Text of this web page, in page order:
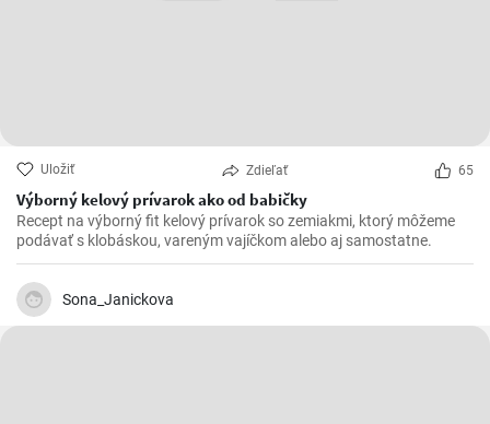
Uložiť Zdieľať 65
Výborný kelový prívarok ako od babičky
Recept na výborný fit kelový prívarok so zemiakmi, ktorý môžeme
podávať s klobáskou, vareným vajíčkom alebo aj samostatne.
Sona_Janickova